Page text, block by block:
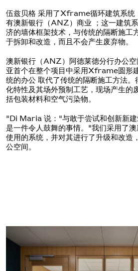
伍兹贝格 采用了Xframe循环建筑系统
有澳新银行（ANZ）商业 ；这一建筑
济的墙体框架技术，与传统的隔断施工
于拆卸和改造，而且不会产生废弃物。
澳新银行（ANZ）阿德莱德分行办公
亚首个在整个项目中采用Xframe圆形
统的办公 取代了传统的隔断施工方法
化特性及其场外预制工艺，现场产生的
括包装材料和空气污染物。
"Di Maria 说："与敢于尝试和创新新建
是一件令人鼓舞的事情。"我们采用了
使用的系统，并对其进行了升级和改造
公空间。